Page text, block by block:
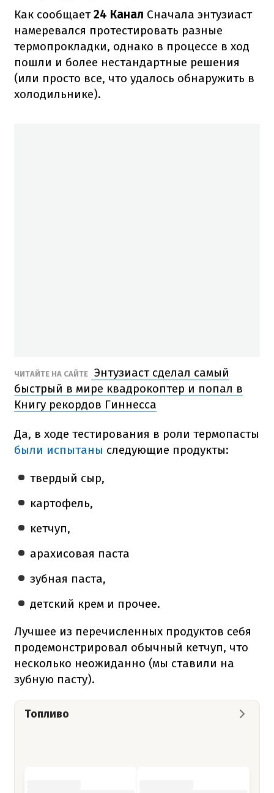
Как сообщает24 Канал Сначала энтузиаст
намеревался протестировать разные
термопрокладки, однако в процессе в ход
пошли и более нестандартные решения
(или просто все, что удалось обнаружить в
холодильнике).
ЧИТАЙТЕ НА САЙТЕ
Энтузиаст сделал самый
быстрый в мире квадрокоптер и попал в
Книгу рекордов Гиннесса
Да, в ходе тестирования в роли термопасты
были испытаны следующие продукты:
твердый сыр,
картофель,
кетчуп,
арахисовая паста
зубная паста,
детский крем и прочее.
Лучшее из перечисленных продуктов себя
продемонстрировал обычный кетчуп, что
несколько неожиданно (мы ставили на
зубную пасту).
Топливо